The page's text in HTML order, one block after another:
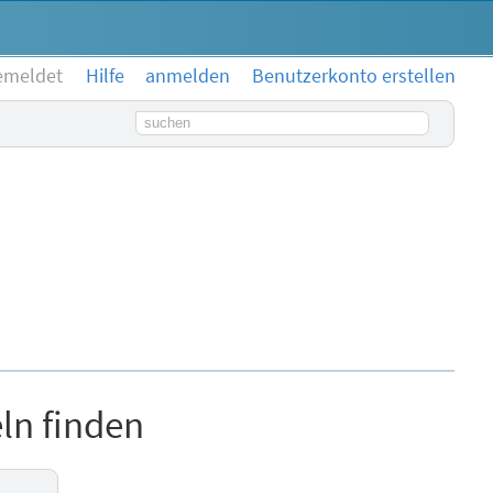
Hilfe anmelden
Benutzerkonto erstellen
Suchbegriff
finden